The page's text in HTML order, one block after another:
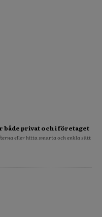
både privat och i företaget
eller hitta smarta och enkla sätt